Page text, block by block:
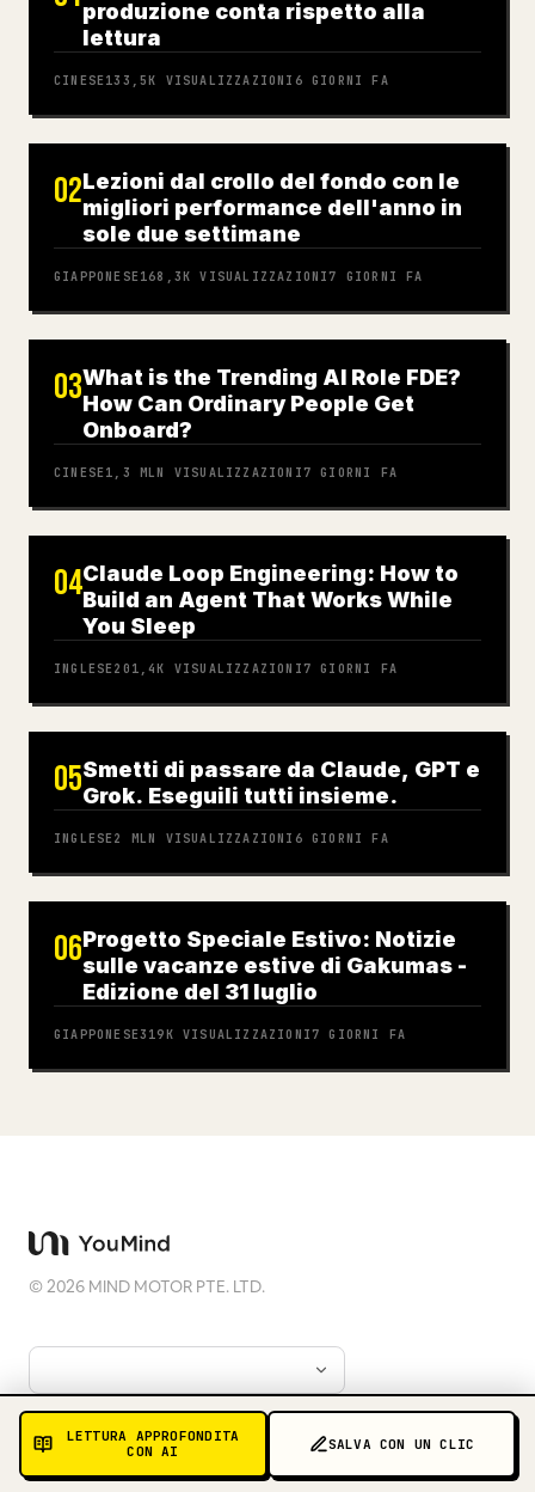
LETTURA APPROFONDITA
CON AI
SALVA CON UN CLIC
produzione conta rispetto alla
lettura
CINESE 133,5K VISUALIZZAZIONI 6 GIORNI FA
02Lezioni dal crollo del fondo con le
migliori performance dell'anno in
sole due settimane
GIAPPONESE 168,3K VISUALIZZAZIONI7 GIORNI FA
03What is the Trending AI Role FDE?
How Can Ordinary People Get
Onboard?
CINESE 1,3 MLN VISUALIZZAZIONI7 GIORNI FA
04Claude Loop Engineering: How to
Build an Agent That Works While
You Sleep
INGLESE 201,4K VISUALIZZAZIONI7 GIORNI FA
05Smetti di passare da Claude, GPT e
Grok. Eseguili tutti insieme.
INGLESE 2 MLN VISUALIZZAZIONI 6 GIORNI FA
06Progetto Speciale Estivo: Notizie
sulle vacanze estive di Gakumas -
Edizione del 31 luglio
GIAPPONESE319K VISUALIZZAZIONI7 GIORNI FA
©2026 MIND MOTOR PTE. LTD.